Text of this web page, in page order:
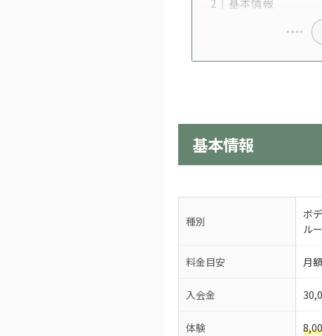
基本情報
種別
ボ
ル
料金目安 月
入会金
体験